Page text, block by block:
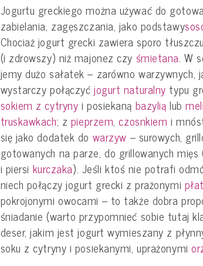
Jogurtu greckiego można używać do
zabielania, zagęszczania, jako podstawy
Chociaż jogurt grecki zawiera sporo
(i zdrowszy) niż majonez czy śmietana. W
jemy dużo sałatek – zarówno warzywnych,
wystarczy połączyćjogurt naturalny typu
sokiem z cytryny i posiekaną bazylią lub
truskawkach; z pieprzem,czosnkiem i
się jako dodatek do warzyw – surowych,
gotowanych na parze, do grillowanych
i piersi kurczaka). Jeśli ktoś nie potrafi
niech połączy jogurt grecki z prażonymi
pokrojonymi owocami – to także dobra
śniadanie (warto przypomnieć sobie tutaj
deser, jakim jest jogurt wymieszany z
soku z cytryny i posiekanymi, uprażonymi